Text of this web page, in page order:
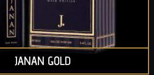
JANAN GOLD